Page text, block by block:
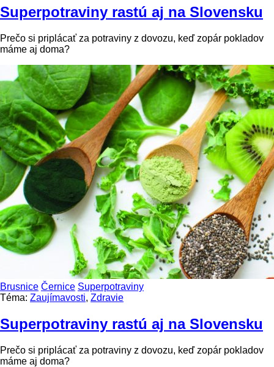
Superpotraviny rastú aj na Slovensku
Prečo si priplácať za potraviny z dovozu, keď zopár pokladov
máme aj doma?
Brusnice Černice Superpotraviny
Téma: Zaujímavosti, Zdravie
Superpotraviny rastú aj na Slovensku
Prečo si priplácať za potraviny z dovozu, keď zopár pokladov
máme aj doma?